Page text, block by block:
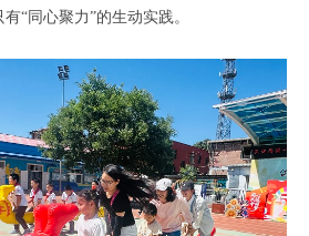
“同心聚力”的生动实践。